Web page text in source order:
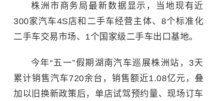
株洲市商务局最新数据显示，当地现有近
300家汽车4S店和二手车经营主体、8个标准化
二手车交易市场、1个国家级二手车出口基地。
今年“五一”假期湖南汽车巡展株洲站，3天
累计销售汽车720余台，销售额近1.08亿元，叠
加以旧换新政策后，单店试驾预约量、现场订车